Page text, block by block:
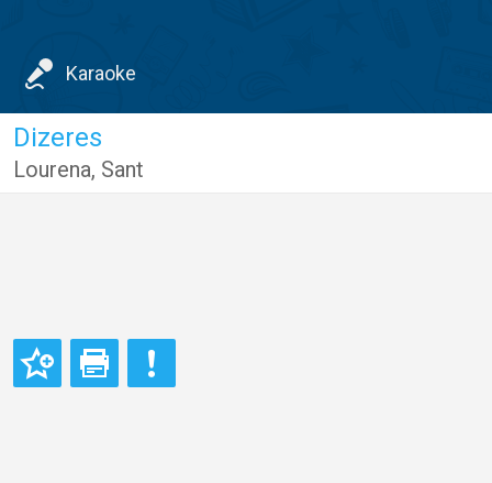
Karaoke
Dizeres
Lourena, Sant